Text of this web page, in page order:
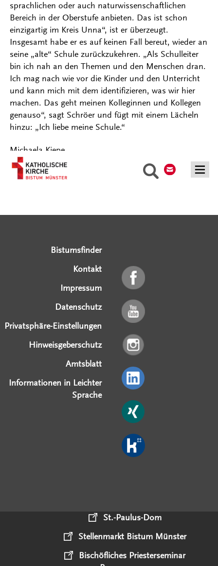
Suche
sprachlichen oder auch naturwissenschaftlichen
Bereich in der Oberstufe anbieten. Das ist schon
einzigartig im Kreis Unna“, ist er überzeugt.
Insgesamt habe er es auf keinen Fall bereut, wieder an
seine „alte“ Schule zurückzukehren. „Als Schulleiter
bin ich nah an den Themen und den Menschen dran.
Ich mag nach wie vor die Kinder und den Unterricht
und kann mich mit dem identifizieren, was wir hier
machen. Das geht meinen Kolleginnen und Kollegen
genauso“, sagt Schröer und fügt mit einem Lächeln
hinzu: „Ich liebe meine Schule.“
Michaela Kiepe
Bistumsfinder
Kontakt
Impressum
Datenschutz
Privatsphäre-Einstellungen
Hinweisgeberschutz
Amtsblatt
Informationen in Leichter
Sprache
St.-Paulus-Dom
Stellenmarkt Bistum Münster
Bischöfliches Priesterseminar